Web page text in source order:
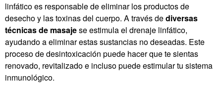
linfático es responsable de eliminar los productos de
desecho y las toxinas del cuerpo. A través dediversas
técnicas de masajese estimula el drenaje linfático,
ayudando a eliminar estas sustancias no deseadas. Este
proceso de desintoxicación puede hacer que te sientas
renovado, revitalizado e incluso puede estimular tu sistema
inmunológico.